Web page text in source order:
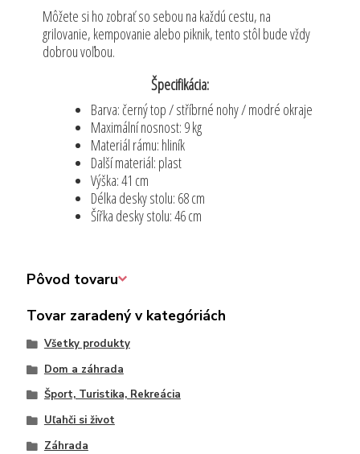
Môžete si ho zobrať so sebou na každú cestu, na
grilovanie, kempovanie alebo piknik, tento stôl bude vždy
dobrou voľbou.
Špecifikácia:
Barva: černý top / stříbrné nohy / modré okraje
Maximální nosnost: 9 kg
Materiál rámu: hliník
Další materiál: plast
Výška: 41 cm
Délka desky stolu: 68 cm
Šířka desky stolu: 46 cm
Pôvod tovaru
Tovar zaradený v kategóriách
Všetky produkty
Dom a záhrada
Šport, Turistika, Rekreácia
Uľahči si život
Záhrada